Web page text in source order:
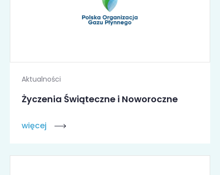
Aktualności
Życzenia Świąteczne i Noworoczne
więcej